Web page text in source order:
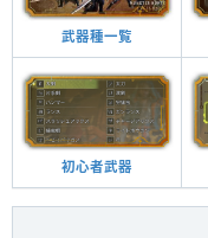
武器種一覧
初心者武器